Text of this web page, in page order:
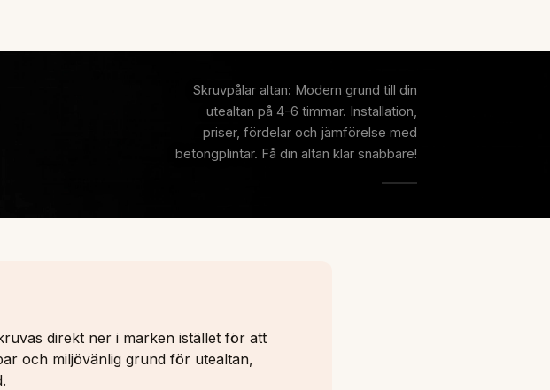
Skruvpålar altan: Modern grund till din
utealtan på 4-6 timmar. Installation,
priser, fördelar och jämförelse med
betongplintar. Få din altan klar snabbare!
direkt ner i marken istället för att
och miljövänlig grund för utealtan,